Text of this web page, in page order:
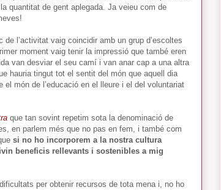
quantitat de gent aplegada. Ja veieu com de
l’activitat vaig coincidir amb un grup d’escoltes
moment vaig tenir la impressió que també eren
van desviar el seu camí i van anar cap a una altra
hauria tingut tot el sentit del món que aquell dia
el món de l’educació en el lleure i el del voluntariat
que tan sovint repetim sota la denominació de
en parlem més que no pas en fem, i també com
si no ho incorporem a la nostra cultura
beneficis rellevants i sostenibles a mig
per obtenir recursos de tota mena i, no ho